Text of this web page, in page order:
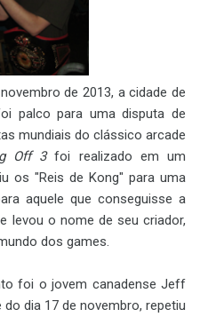
de 2013, a cidade de
palco para uma disputa de
mundiais do clássico arcade
Off 3foi realizado em um
os "Reis de Kong" para uma
aquele que conseguisse a
levou o nome de seu criador,
dos games.
foi o jovem canadense Jeff
dia 17 de novembro, repetiu